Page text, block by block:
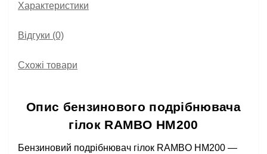
Характеристики
Відгуки (0)
Схожі товари
Опис бензинового подрібнювача
гілок RAMBO HM200
Бензиновий подрібнювач гілок RAMBO HM200 —